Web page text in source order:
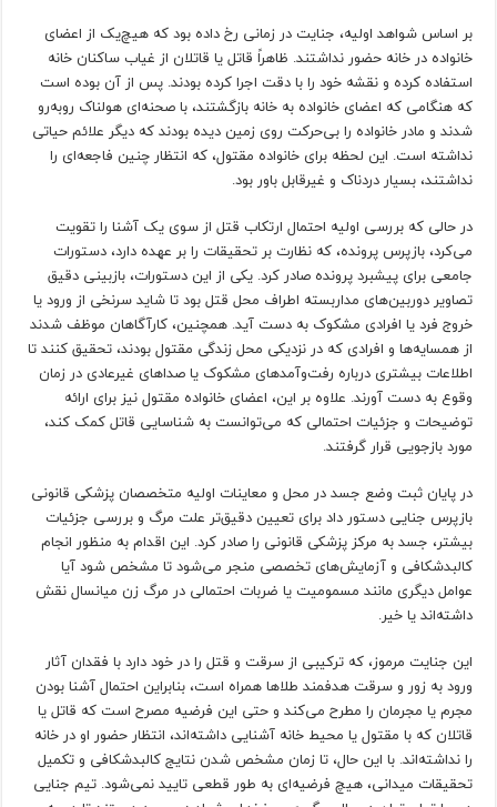
بر اساس شواهد اولیه، جنایت در زمانی رخ داده بود که هیچ‌یک از اعضای
خانواده در خانه حضور نداشتند. ظاهراً قاتل یا قاتلان از غیاب ساکنان خانه
استفاده کرده و نقشه خود را با دقت اجرا کرده بودند. پس از آن بوده است
که هنگامی که اعضای خانواده به خانه بازگشتند، با صحنه‌ای هولناک روبه‌رو
شدند و مادر خانواده را بی‌حرکت روی زمین دیده بودند که دیگر علائم حیاتی
نداشته است. این لحظه برای خانواده مقتول، که انتظار چنین فاجعه‌ای را
نداشتند، بسیار دردناک و غیرقابل باور بود.
در حالی که بررسی اولیه احتمال ارتکاب قتل از سوی یک آشنا را تقویت
می‌کرد، بازپرس پرونده، که نظارت بر تحقیقات را بر عهده دارد، دستورات
جامعی برای پیشبرد پرونده صادر کرد. یکی از این دستورات، بازبینی دقیق
تصاویر دوربین‌های مداربسته اطراف محل قتل بود تا شاید سرنخی از ورود یا
خروج فرد یا افرادی مشکوک به دست آید. همچنین، کارآگاهان موظف شدند
از همسایه‌ها و افرادی که در نزدیکی محل زندگی مقتول بودند، تحقیق کنند تا
اطلاعات بیشتری درباره رفت‌وآمدهای مشکوک یا صداهای غیرعادی در زمان
وقوع به دست آورند. علاوه بر این، اعضای خانواده مقتول نیز برای ارائه
توضیحات و جزئیات احتمالی که می‌توانست به شناسایی قاتل کمک کند،
مورد بازجویی قرار گرفتند.
در پایان ثبت وضع جسد در محل و معاینات اولیه متخصصان پزشکی قانونی
بازپرس جنایی دستور داد برای تعیین دقیق‌تر علت مرگ و بررسی جزئیات
بیشتر، جسد به مرکز پزشکی قانونی را صادر کرد. این اقدام به منظور انجام
کالبدشکافی و آزمایش‌های تخصصی منجر می‌شود تا مشخص شود آیا
عوامل دیگری مانند مسمومیت یا ضربات احتمالی در مرگ زن میانسال نقش
داشته‌اند یا خیر.
این جنایت مرموز، که ترکیبی از سرقت و قتل را در خود دارد با فقدان آثار
ورود به زور و سرقت هدفمند طلاها همراه است، بنابراین احتمال آشنا بودن
مجرم یا مجرمان را مطرح می‌کند و حتی این فرضیه مصرح است که قاتل یا
قاتلان که با مقتول یا محیط خانه آشنایی داشته‌اند، انتظار حضور او در خانه
را نداشته‌اند. با این حال، تا زمان مشخص شدن نتایج کالبدشکافی و تکمیل
تحقیقات میدانی، هیچ فرضیه‌ای به طور قطعی تایید نمی‌شود. تیم جنایی